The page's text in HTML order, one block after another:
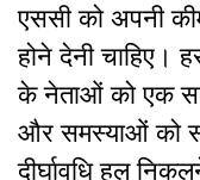
एससी को अपनी
होने देनी चाहिए।
के नेताओं को एक
और समस्याओं को
दीर्घावधि हल